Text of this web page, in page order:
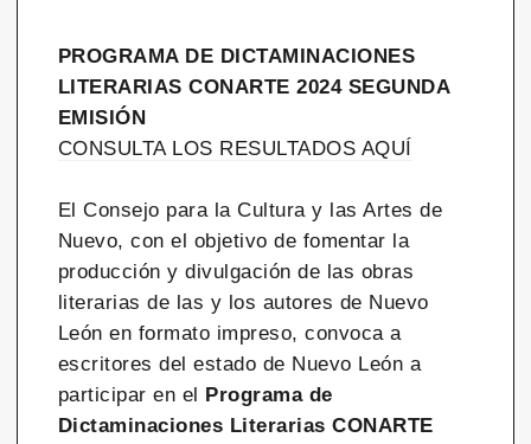
PROGRAMA DE DICTAMINACIONES
LITERARIAS CONARTE 2024 SEGUNDA
EMISIÓN
CONSULTA LOS RESULTADOS AQUÍ
El Consejo para la Cultura y las Artes de
Nuevo, con el objetivo de fomentar la
producción y divulgación de las obras
literarias de las y los autores de Nuevo
León en formato impreso, convoca a
escritores del estado de Nuevo León a
participar en el
Programa de
Dictaminaciones Literarias CONARTE